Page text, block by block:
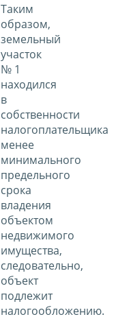
Таким
образом,
земельный
участок
№ 1
находился
в
собственности
налогоплательщика
менее
минимального
предельного
срока
владения
объектом
недвижимого
имущества,
следовательно,
объект
подлежит
налогообложению.